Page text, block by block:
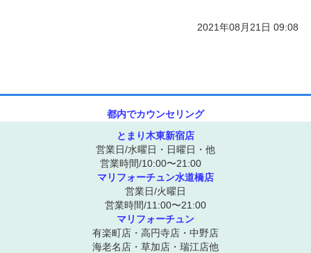
2021年08月21日 09:08
都内でカウンセリング
とまり木東新宿店
営業日/水曜日・日曜日・他
営業時間/10:00〜21:00
マリフォーチュン水道橋店
営業日/火曜日
営業時間/11:00〜21:00
マリフォーチュン
有楽町店・高円寺店・中野店
海老名店・草加店・瑞江店他